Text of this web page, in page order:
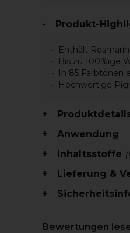
Produkt-
Enthält
Bis zu 100%ige
In 85 Farbtönen
Hochwertige
Anwendung
Inhaltsstoffe
Lieferung &
Bewertungen